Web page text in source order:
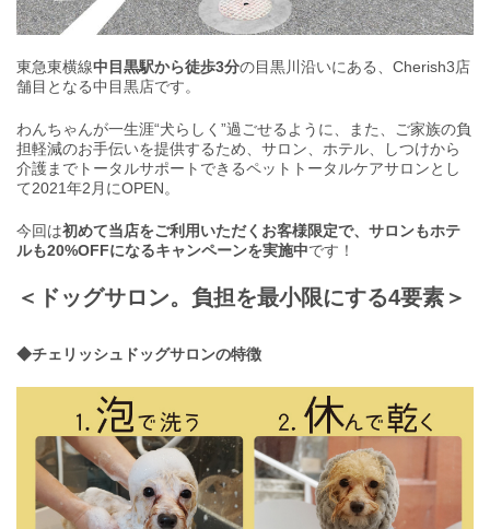
東急東横線中目黒駅から徒歩3分の目黒川沿いにある、Cherish3店
舗目となる中目黒店です。
わんちゃんが一生涯“犬らしく”過ごせるように、また、ご家族の負
担軽減のお手伝いを提供するため、サロン、ホテル、しつけから
介護までトータルサポートできるペットトータルケアサロンとし
て2021年2月にOPEN。
今回は初めて当店をご利用いただくお客様限定で、サロンもホテ
ルも20%OFFになるキャンペーンを実施中です！
＜ドッグサロン。負担を最小限にする4要素＞
◆チェリッシュドッグサロンの特徴